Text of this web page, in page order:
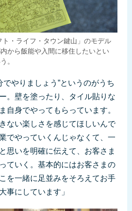
・ライフ・タウン鍵山」のモデル
から飯能や入間に移住したいとい
。
でやりましょう”というのがうち
。壁を塗ったり、タイル貼りな
自身でやってもらっています。
ない楽しさを感じてほしいんで
でやっていくんじゃなくて、一
思いを明確に伝えて、お客さま
ていく。基本的にはお客さまの
を一緒に足並みをそろえてお手
事にしています」